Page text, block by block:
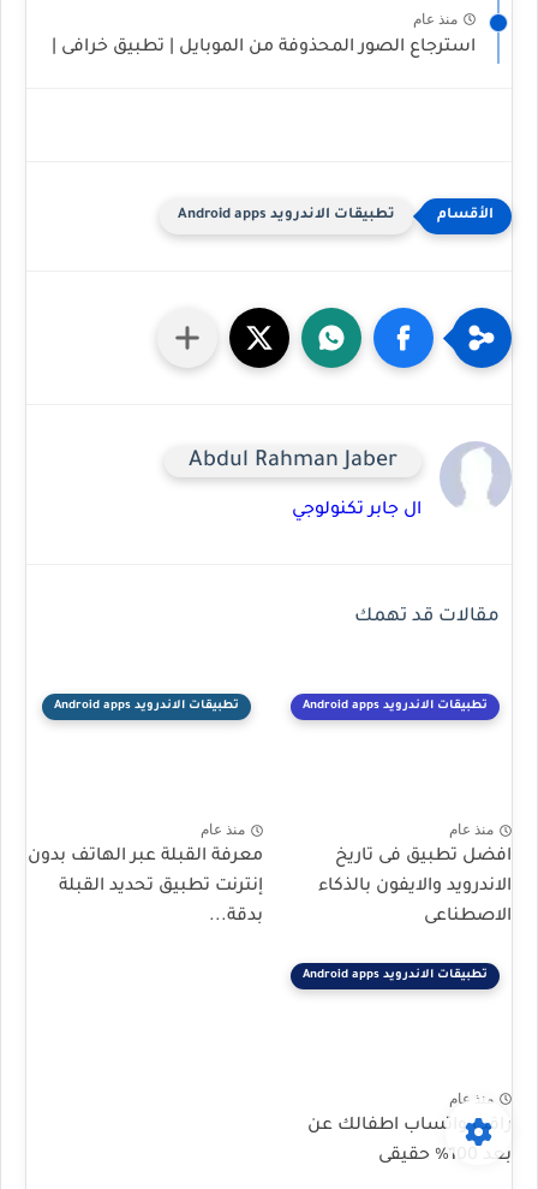
منذ عام
استرجاع الصور المحذوفة من الموبايل | تطبيق خرافى |
تطبيقات الاندرويد Android apps
Abdul Rahman Jaber
ال جابر تكنولوجي
مقالات قد تهمك
تطبيقات الاندرويد Android apps
منذ عام
افضل تطبيق فى تاريخ
الاندرويد والايفون بالذكاء
الاصطناعى
تطبيقات الاندرويد Android apps
منذ عام
معرفة القبلة عبر الهاتف بدون
إنترنت تطبيق تحديد القبلة
بدقة...
تطبيقات الاندرويد Android apps
منذ عام
راقب واتساب اطفالك عن
بعد 100% حقيقى